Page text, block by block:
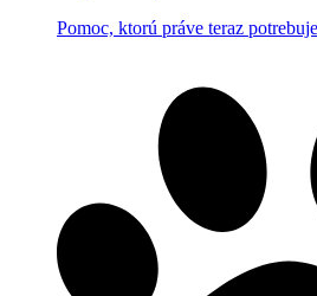
Pomoc, ktorú práve teraz